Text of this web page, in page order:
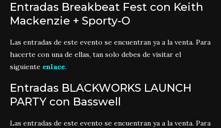
Entradas Breakbeat Fest con Keith
Mackenzie + Sporty-O
Las entradas de este evento se encuentran ya a la venta. Para
hacerte con una de ellas, tan solo debes de visitar el
siguiente enlace.
Entradas BLACKWORKS LAUNCH
PARTY con Basswell
Las entradas de este evento se encuentran ya a la venta. Para